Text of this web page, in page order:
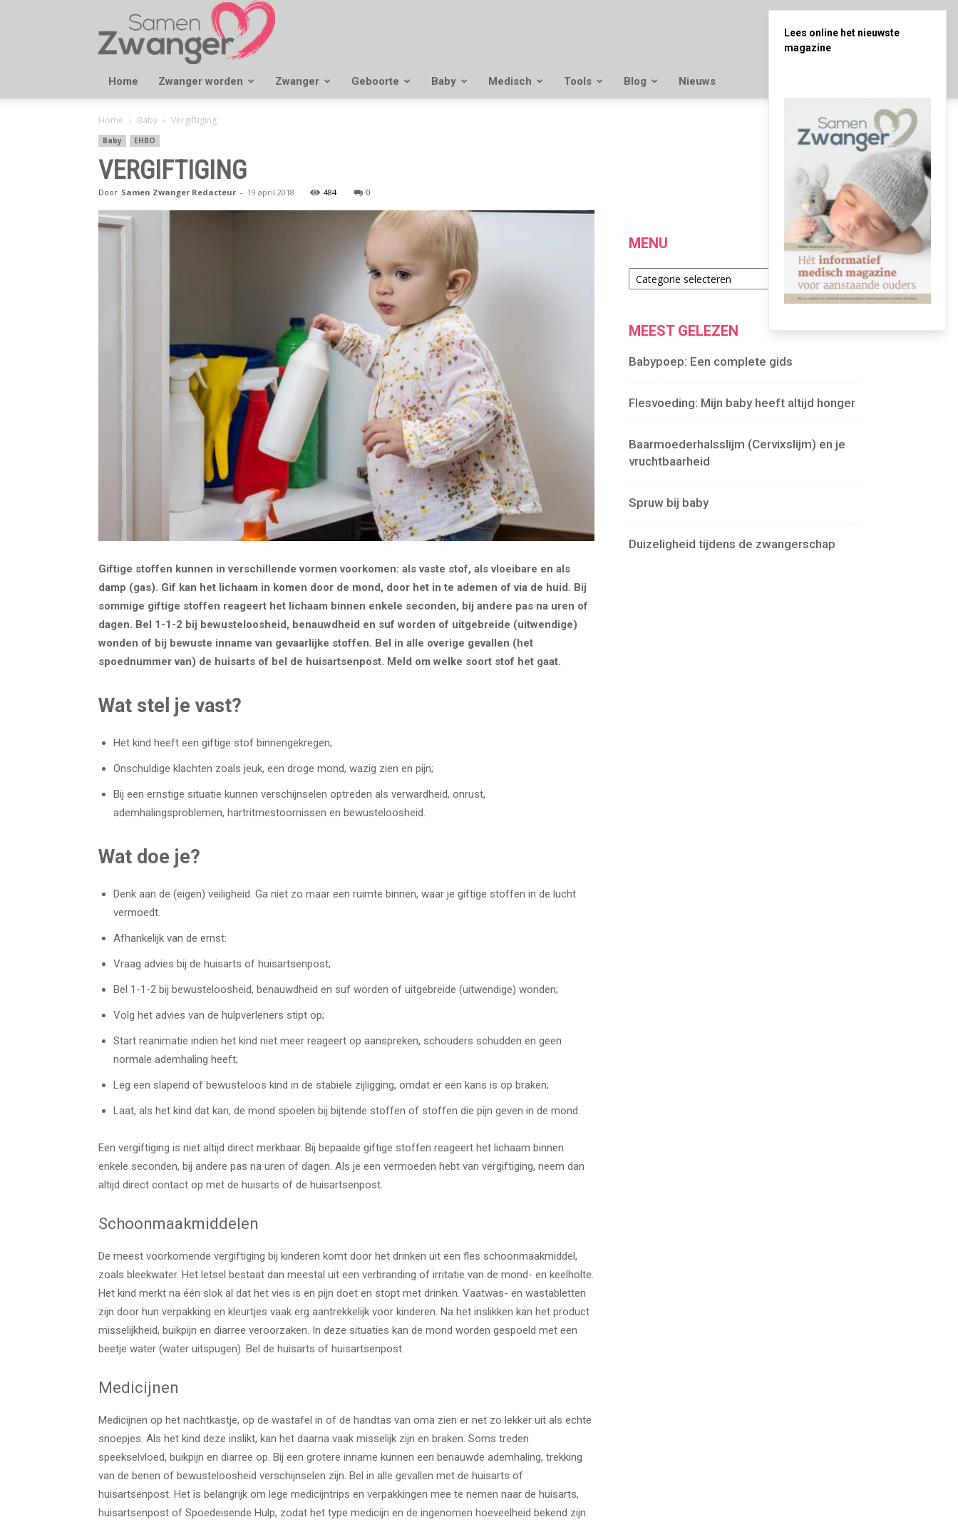
Samen
Zwanger
Home Zwanger worden Zwanger Geboorte Baby Medisch Tools Blog Nieuws
Home Baby Vergiftiging
Baby EHBO
VERGIFTIGING
Door Samen Zwanger Redacteur - 19 april 2018 484 0
Giftige stoffen kunnen in verschillende vormen voorkomen: als vaste stof, als vloeibare en als
damp (gas). Gif kan het lichaam in komen door de mond, door het in te ademen of via de huid. Bij
sommige giftige stoffen reageert het lichaam binnen enkele seconden, bij andere pas na uren of
dagen. Bel 1-1-2 bij bewusteloosheid, benauwdheid en suf worden of uitgebreide (uitwendige)
wonden of bij bewuste inname van gevaarlijke stoffen. Bel in alle overige gevallen (het
spoednummer van) de huisarts of bel de huisartsenpost. Meld om welke soort stof het gaat.
Wat stel je vast?
Het kind heeft een giftige stof binnengekregen;
Onschuldige klachten zoals jeuk, een droge mond, wazig zien en pijn;
Bij een ernstige situatie kunnen verschijnselen optreden als verwardheid, onrust,
ademhalingsproblemen, hartritmestoornissen en bewusteloosheid.
Wat doe je?
Denk aan de (eigen) veiligheid. Ga niet zo maar een ruimte binnen, waar je giftige stoffen in de lucht
vermoedt.
Afhankelijk van de ernst:
Vraag advies bij de huisarts of huisartsenpost;
Bel 1-1-2 bij bewusteloosheid, benauwdheid en suf worden of uitgebreide (uitwendige) wonden;
Volg het advies van de hulpverleners stipt op;
Start reanimatie indien het kind niet meer reageert op aanspreken, schouders schudden en geen
normale ademhaling heeft;
Leg een slapend of bewusteloos kind in de stabiele zijligging, omdat er een kans is op braken;
Laat, als het kind dat kan, de mond spoelen bij bijtende stoffen of stoffen die pijn geven in de mond.
Een vergiftiging is niet altijd direct merkbaar. Bij bepaalde giftige stoffen reageert het lichaam binnen
enkele seconden, bij andere pas na uren of dagen. Als je een vermoeden hebt van vergiftiging, neem dan
altijd direct contact op met de huisarts of de huisartsenpost.
Schoonmaakmiddelen
De meest voorkomende vergiftiging bij kinderen komt door het drinken uit een fles schoonmaakmiddel,
zoals bleekwater. Het letsel bestaat dan meestal uit een verbranding of irritatie van de mond- en keelholte.
Het kind merkt na één slok al dat het vies is en pijn doet en stopt met drinken. Vaatwas- en wastabletten
zijn door hun verpakking en kleurtjes vaak erg aantrekkelijk voor kinderen. Na het inslikken kan het product
misselijkheid, buikpijn en diarree veroorzaken. In deze situaties kan de mond worden gespoeld met een
beetje water (water uitspugen). Bel de huisarts of huisartsenpost.
Medicijnen
Medicijnen op het nachtkastje, op de wastafel in of de handtas van oma zien er net zo lekker uit als echte
snoepjes. Als het kind deze inslikt, kan het daarna vaak misselijk zijn en braken. Soms treden
speekselvloed, buikpijn en diarree op. Bij een grotere inname kunnen een benauwde ademhaling, trekking
van de benen of bewusteloosheid verschijnselen zijn. Bel in alle gevallen met de huisarts of
huisartsenpost. Het is belangrijk om lege medicijntrips en verpakkingen mee te nemen naar de huisarts,
huisartsenpost of Spoedeisende Hulp, zodat het type medicijn en de ingenomen hoeveelheid bekend zijn.
MENU
Menu
MEEST GELEZEN
Babypoep: Een complete gids
Flesvoeding: Mijn baby heeft altijd honger
Baarmoederhalsslijm (Cervixslijm) en je
vruchtbaarheid
Spruw bij baby
Duizeligheid tijdens de zwangerschap
Lees online het nieuwste
magazine